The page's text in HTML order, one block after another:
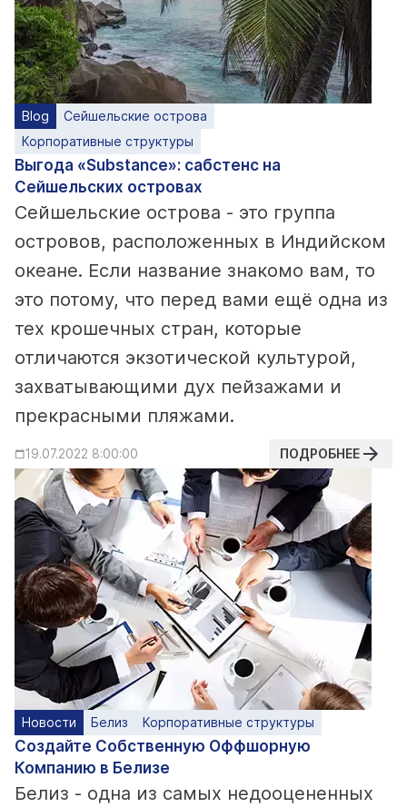
Blog
Сейшельские острова
Корпоративные структуры
Выгода «Substance»: сабстенс на
Сейшельских островах
Сейшельские острова - это группа
островов, расположенных в Индийском
океане. Если название знакомо вам, то
это потому, что перед вами ещё одна из
тех крошечных стран, которые
отличаются экзотической культурой,
захватывающими дух пейзажами и
прекрасными пляжами.
19.07.2022 8:00:00 ПОДРОБНЕЕ
Новости Белиз Корпоративные структуры
Создайте Собственную Оффшорную
Компанию в Белизе
Белиз - одна из самых недооцененных